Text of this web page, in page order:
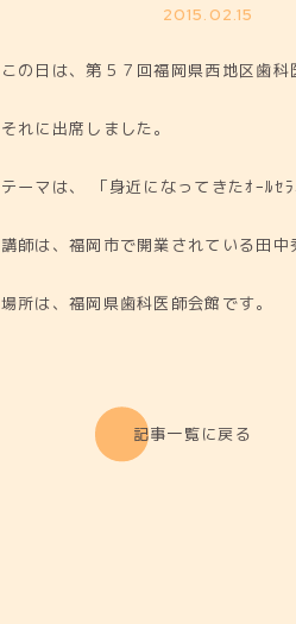
2015.02.15
この日は、第５７回福岡県西地区歯
それに出席しました。
テーマは、 「身近になってきたｵｰﾙｾ
講師は、福岡市で開業されている田
場所は、福岡県歯科医師会館です。
記事一覧に戻る